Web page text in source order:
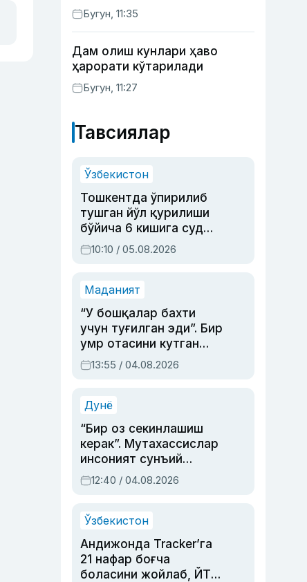
уйланган Ёрқинхўжа Умаров
34 ёшда
Бугун, 11:35
Дам олиш кунлари ҳаво
ҳарорати кўтарилади
Бугун, 11:27
Тавсиялар
Ўзбекистон
Тошкентда ўпирилиб
тушган йўл қурилиши
бўйича 6 кишига суд
ҳукми ўқилди
10:10 / 05.08.2026
Маданият
“У бошқалар бахти
учун туғилган эди”. Бир
умр отасини кутган
актриса ва дубльяж
устаси Римма
синовларга тўла ҳаёти
13:55 / 04.08.2026
Дунё
“Бир оз секинлашиш
керак”. Мутахассислар
инсоният сунъий
интеллектни бошқара
олмай қолишидан
12:40 / 04.08.2026
Ўзбекистон
Андижонда Tracker’га
21 нафар боғча
боласини жойлаб, ЙТҲ